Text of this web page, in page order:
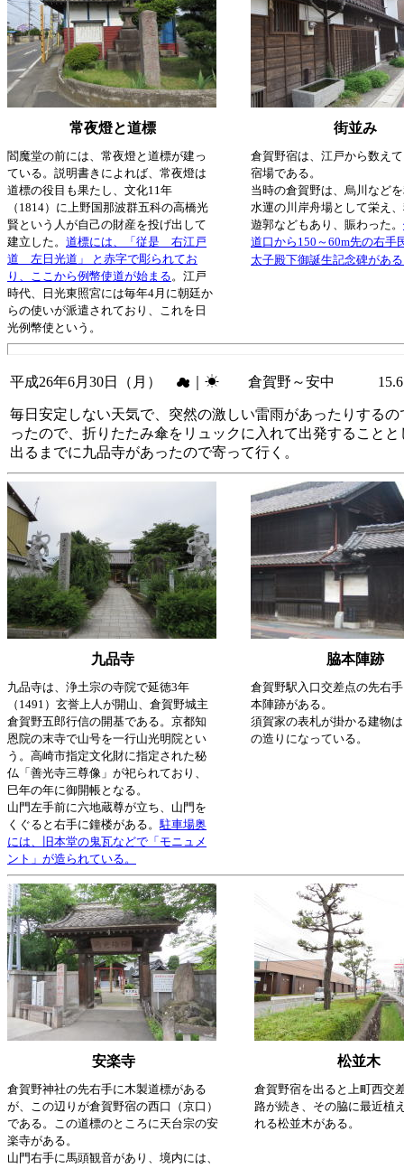
常夜燈と道標 街並み
閻魔堂の前には、常夜燈と道標が建っ
ている。説明書きによれば、常夜燈は
道標の役目も果たし、文化11年
（1814）に上野国那波群五科の高橋光
賢という人が自己の財産を投げ出して
建立した。 道標には、「従是 右江戸
道 左日光道」 と赤字で彫られてお
り、ここから例幣使道が始まる。江戸
時代、日光東照宮には毎年4月に朝廷か
らの使いが派遣されており、これを日
光例幣使という。
倉賀野宿は、江戸から数え
宿場である。
当時の倉賀野は、烏川など
水運の川岸舟場として栄え
遊郭などもあり、賑わった。
道口から150～60m先の右手
太子殿下御誕生記念碑があ
平成26年6月30日（月） ☁｜☀ 倉賀野～安中 15.6
毎日安定しない天気で、突然の激しい雷雨があったりする
ったので、折りたたみ傘をリュックに入れて出発すること
出るまでに九品寺があったので寄って行く。
九品寺 脇本陣跡
九品寺は、浄土宗の寺院で延徳3年
（1491）玄誉上人が開山、倉賀野城主
倉賀野五郎行信の開基である。京都知
恩院の末寺で山号を一行山光明院とい
う。高崎市指定文化財に指定された秘
仏「善光寺三尊像」が祀られており、
巳年の年に御開帳となる。
山門左手前に六地蔵尊が立ち、山門を
くぐると右手に鐘楼がある。駐車場奥
には、旧本堂の鬼瓦などで「モニュメ
ント」が造られている。
倉賀野駅入口交差点の先右
本陣跡がある。
須賀家の表札が掛かる建物
の造りになっている。
安楽寺 松並木
倉賀野神社の先右手に木製道標がある
が、この辺りが倉賀野宿の西口（京口）
である。この道標のところに天台宗の安
楽寺がある。
山門右手に馬頭観音があり、境内には、
倉賀野宿を出ると上町西交
路が続き、その脇に最近植
れる松並木がある。